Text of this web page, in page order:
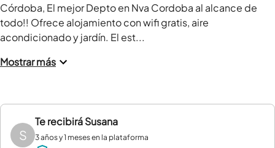
Córdoba, El mejor Depto en Nva Cordoba al alcance de
todo!! Ofrece alojamiento con wifi gratis, aire
acondicionado y jardín. El est...
Mostrar más
S
Te recibiráSusana
3 años y 1 meses en la plataforma